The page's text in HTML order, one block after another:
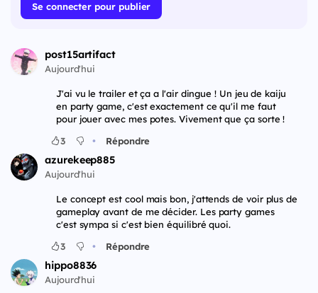
Se connecter pour publier
post15artifact
Aujourd'hui
J'ai vu le trailer et ça a l'air dingue ! Un jeu de kaiju
en party game, c'est exactement ce qu'il me faut
pour jouer avec mes potes. Vivement que ça sorte !
3
• Répondre
azurekeep885
Aujourd'hui
Le concept est cool mais bon, j'attends de voir plus de
gameplay avant de me décider. Les party games
c'est sympa si c'est bien équilibré quoi.
3
• Répondre
hippo8836
Aujourd'hui